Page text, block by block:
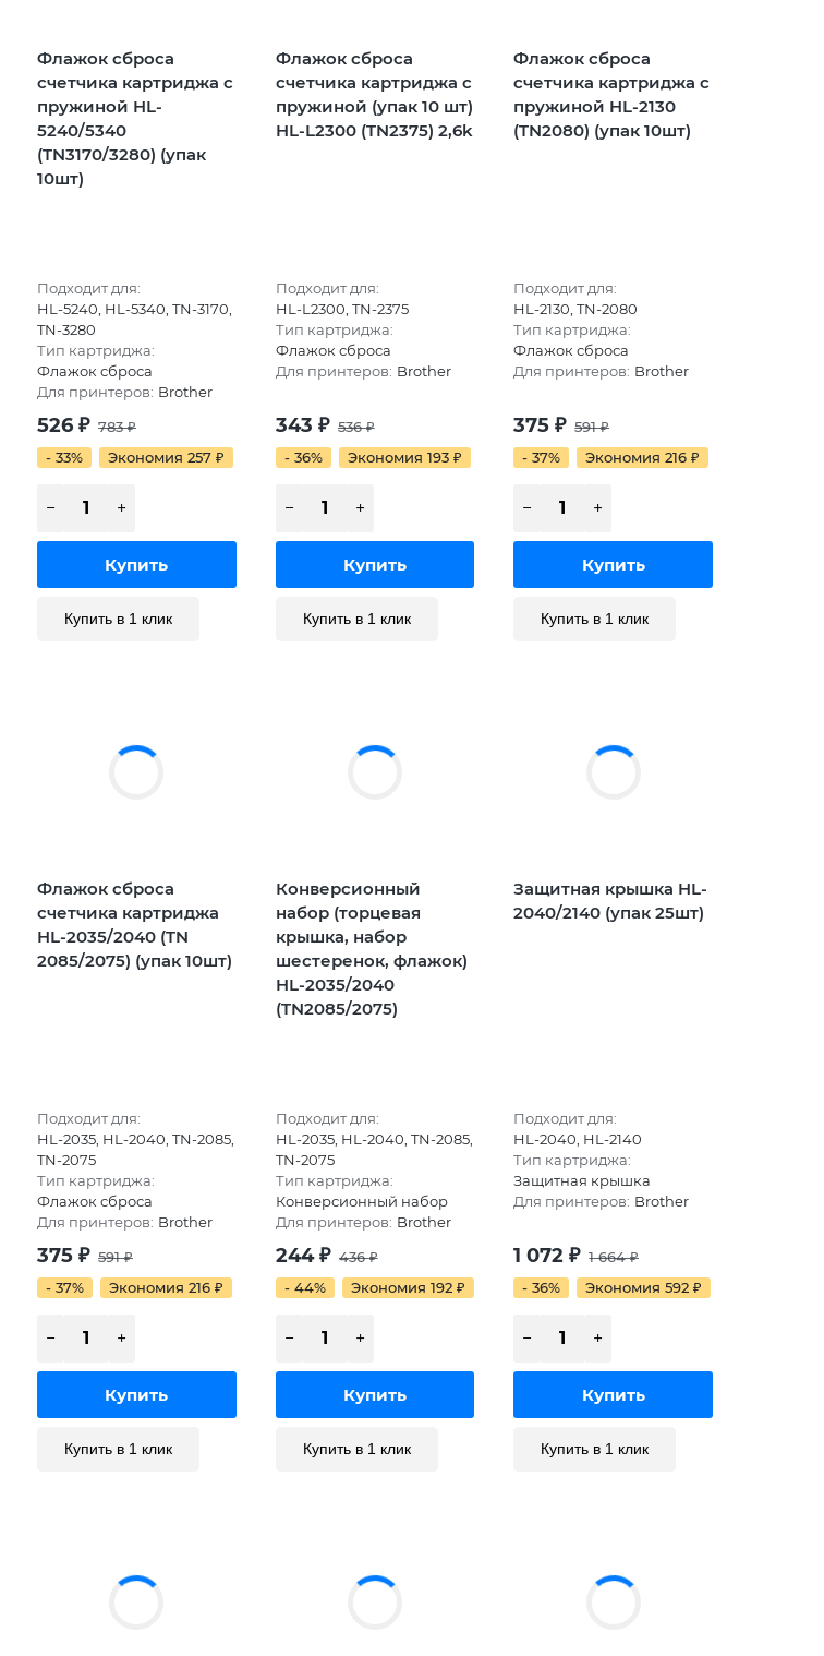
Флажок сброса
счетчика картриджа с
пружиной HL-
5240/5340
(TN3170/3280) (упак
10шт)
Подходит для:
HL-5240, HL-5340, TN-3170,
TN-3280
Тип картриджа:
Флажок сброса
Для принтеров: Brother
526₽ 783₽
- 33%
Экономия 257₽
Купить в 1 клик
Флажок сброса
счетчика картриджа с
пружиной (упак 10 шт)
HL-L2300 (TN2375) 2,6k
Подходит для:
HL-L2300, TN-2375
Тип картриджа:
Флажок сброса
Для принтеров: Brother
343 ₽ 536₽
- 36%
Экономия 193 ₽
Купить в 1 клик
Флажок сброса
счетчика картриджа с
пружиной HL-2130
(TN2080) (упак 10шт)
Подходит для:
HL-2130, TN-2080
Тип картриджа:
Флажок сброса
Для принтеров: Brother
375₽ 591₽
- 37%
Экономия 216₽
Купить в 1 клик
Флажок сброса
счетчика картриджа
HL-2035/2040 (TN
2085/2075) (упак 10шт)
Подходит для:
HL-2035, HL-2040, TN-2085,
TN-2075
Тип картриджа:
Флажок сброса
Для принтеров: Brother
375₽ 591₽
- 37%
Экономия 216₽
Купить в 1 клик
Конверсионный
набор (торцевая
крышка, набор
шестеренок, флажок)
HL-2035/2040
(TN2085/2075)
Подходит для:
HL-2035, HL-2040, TN-2085,
TN-2075
Тип картриджа:
Конверсионный набор
Для принтеров: Brother
244₽ 436₽
- 44%
Экономия 192 ₽
Купить в 1 клик
Защитная крышка HL-
2040/2140 (упак 25шт)
Подходит для:
HL-2040, HL-2140
Тип картриджа:
Защитная крышка
Для принтеров: Brother
1 072₽ 1 664₽
- 36%
Экономия 592₽
Купить в 1 клик